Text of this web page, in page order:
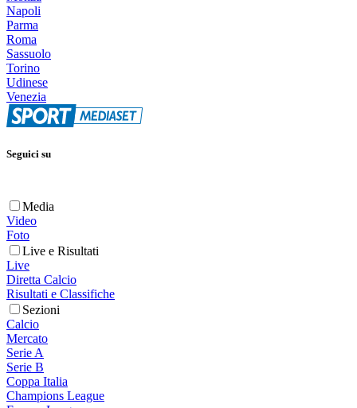
Napoli
Parma
Roma
Sassuolo
Torino
Udinese
Venezia
Seguici su
Media
Video
Foto
Live e Risultati
Live
Diretta Calcio
Risultati e Classifiche
Sezioni
Calcio
Mercato
Serie A
Serie B
Coppa Italia
Champions League